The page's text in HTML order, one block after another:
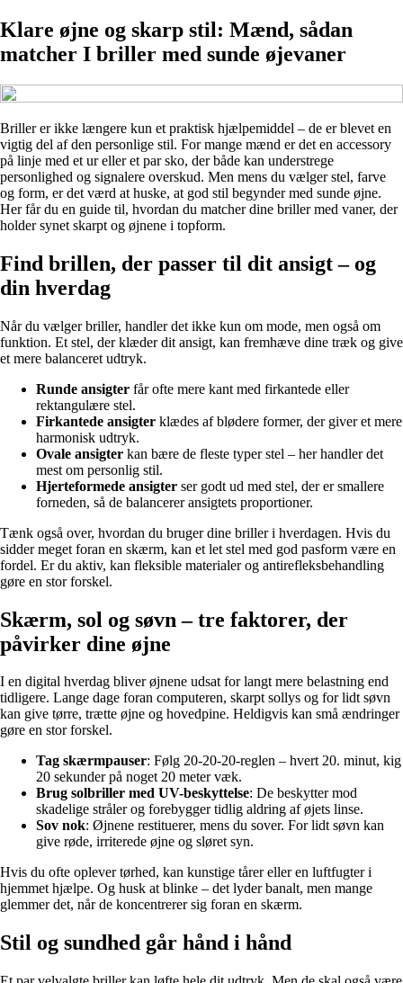
Klare øjne og skarp stil: Mænd, sådan
matcher I briller med sunde øjevaner
Briller er ikke længere kun et praktisk hjælpemiddel – de er blevet en
vigtig del af den personlige stil. For mange mænd er det en accessory
på linje med et ur eller et par sko, der både kan understrege
personlighed og signalere overskud. Men mens du vælger stel, farve
og form, er det værd at huske, at god stil begynder med sunde øjne.
Her får du en guide til, hvordan du matcher dine briller med vaner, der
holder synet skarpt og øjnene i topform.
Find brillen, der passer til dit ansigt – og
din hverdag
Når du vælger briller, handler det ikke kun om mode, men også om
funktion. Et stel, der klæder dit ansigt, kan fremhæve dine træk og give
et mere balanceret udtryk.
Runde ansigter får ofte mere kant med firkantede eller
rektangulære stel.
Firkantede ansigter klædes af blødere former, der giver et mere
harmonisk udtryk.
Ovale ansigter kan bære de fleste typer stel – her handler det
mest om personlig stil.
Hjerteformede ansigter ser godt ud med stel, der er smallere
forneden, så de balancerer ansigtets proportioner.
Tænk også over, hvordan du bruger dine briller i hverdagen. Hvis du
sidder meget foran en skærm, kan et let stel med god pasform være en
fordel. Er du aktiv, kan fleksible materialer og antirefleksbehandling
gøre en stor forskel.
Skærm, sol og søvn – tre faktorer, der
påvirker dine øjne
I en digital hverdag bliver øjnene udsat for langt mere belastning end
tidligere. Lange dage foran computeren, skarpt sollys og for lidt søvn
kan give tørre, trætte øjne og hovedpine. Heldigvis kan små ændringer
gøre en stor forskel.
Tag skærmpauser: Følg 20-20-20-reglen – hvert 20. minut, kig
20 sekunder på noget 20 meter væk.
Brug solbriller med UV-beskyttelse: De beskytter mod
skadelige stråler og forebygger tidlig aldring af øjets linse.
Sov nok: Øjnene restituerer, mens du sover. For lidt søvn kan
give røde, irriterede øjne og sløret syn.
Hvis du ofte oplever tørhed, kan kunstige tårer eller en luftfugter i
hjemmet hjælpe. Og husk at blinke – det lyder banalt, men mange
glemmer det, når de koncentrerer sig foran en skærm.
Stil og sundhed går hånd i hånd